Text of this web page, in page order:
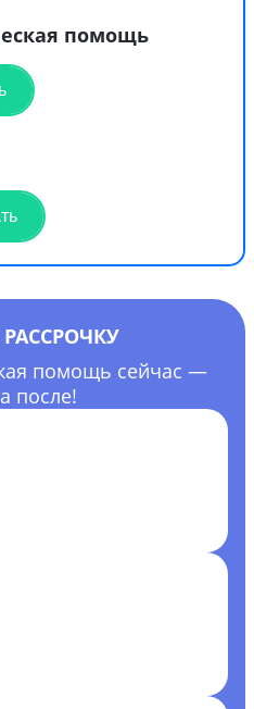
помощь
помощь сейчас —
после!